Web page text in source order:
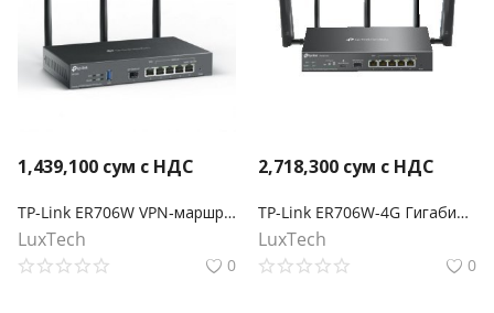
1,439,100 сум с НДС
TP-Link ER706W VPN‑маршрутизатор Omada с гигабитными портами и поддержкой Wi‑Fi AX3000
LuxTech
0
2,718,300 сум с НДС
TP-Link ER706W-4G Гигабитный VPN-маршрутизатор Omada 4G+ Cat6 AX3000
LuxTech
0